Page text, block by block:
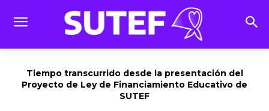
Tiempo transcurrido desde la presentación del
Proyecto de Ley de Financiamiento Educativo de
SUTEF